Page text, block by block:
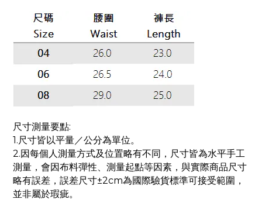
尺寸測量要點:
1.尺寸皆以平量／公分為單位。
2.因每個人測量方式及位置略有不同，尺寸皆為水平手工
測量，會因布料彈性、測量起點等因素，與實際商品尺寸
略有誤差，誤差尺寸±2cm為國際驗貨標準可接受範圍，
並非屬於瑕疵。